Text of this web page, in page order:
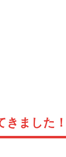
きました！